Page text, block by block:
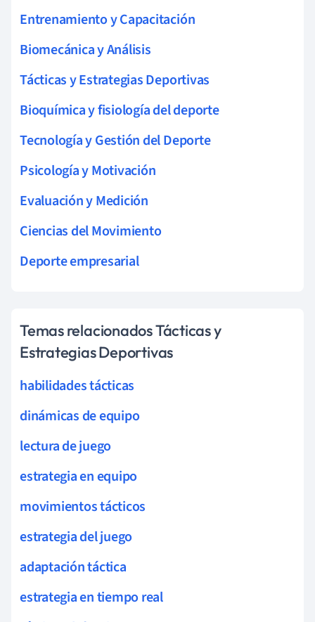
Entrenamiento y Capacitación
Biomecánica y Análisis
Tácticas y Estrategias Deportivas
Bioquímica y fisiología del deporte
Tecnología y Gestión del Deporte
Psicología y Motivación
Evaluación y Medición
Ciencias del Movimiento
Deporte empresarial
Temas relacionados Tácticas y
Estrategias Deportivas
habilidades tácticas
dinámicas de equipo
lectura de juego
estrategia en equipo
movimientos tácticos
estrategia del juego
adaptación táctica
estrategia en tiempo real